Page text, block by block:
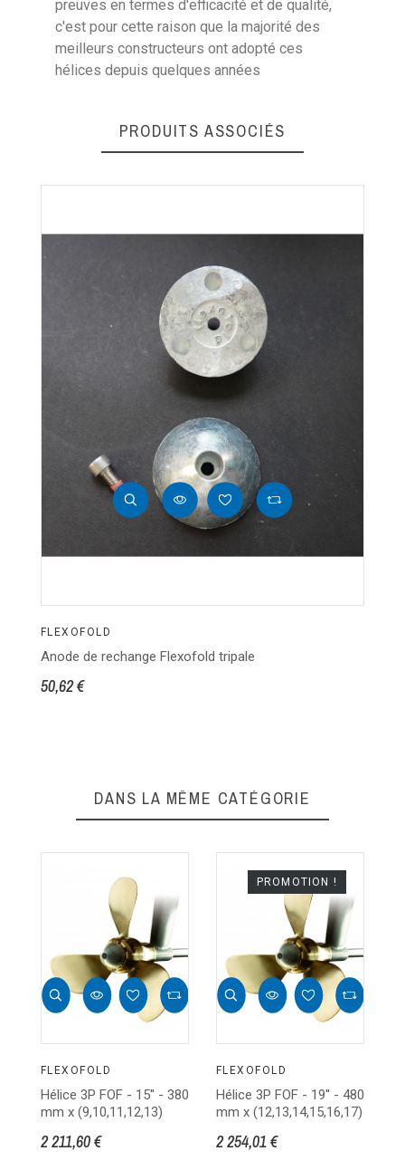
preuves en termes d'efficacité et de qualité,
c'est pour cette raison que la majorité des
meilleurs constructeurs ont adopté ces
hélices depuis quelques années
PRODUITS ASSOCIÉS
FLEXOFOLD
Anode de rechange Flexofold tripale
50,62 €
DANS LA MÊME CATÉGORIE
FLEXOFOLD
Hélice 3P FOF - 15'' - 380
mm x (9,10,11,12,13)
2 211,60 €
FLEXOFOLD
Hélice 3P FOF - 19'' - 480
mm x (12,13,14,15,16,17)
2 254,01 €
PROMOTION !